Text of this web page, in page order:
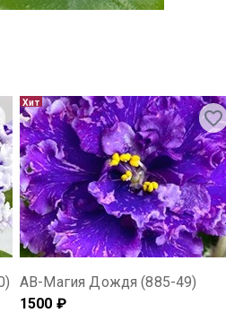
Хит
АВ-Магия Дождя (885-49)
1500 ₽